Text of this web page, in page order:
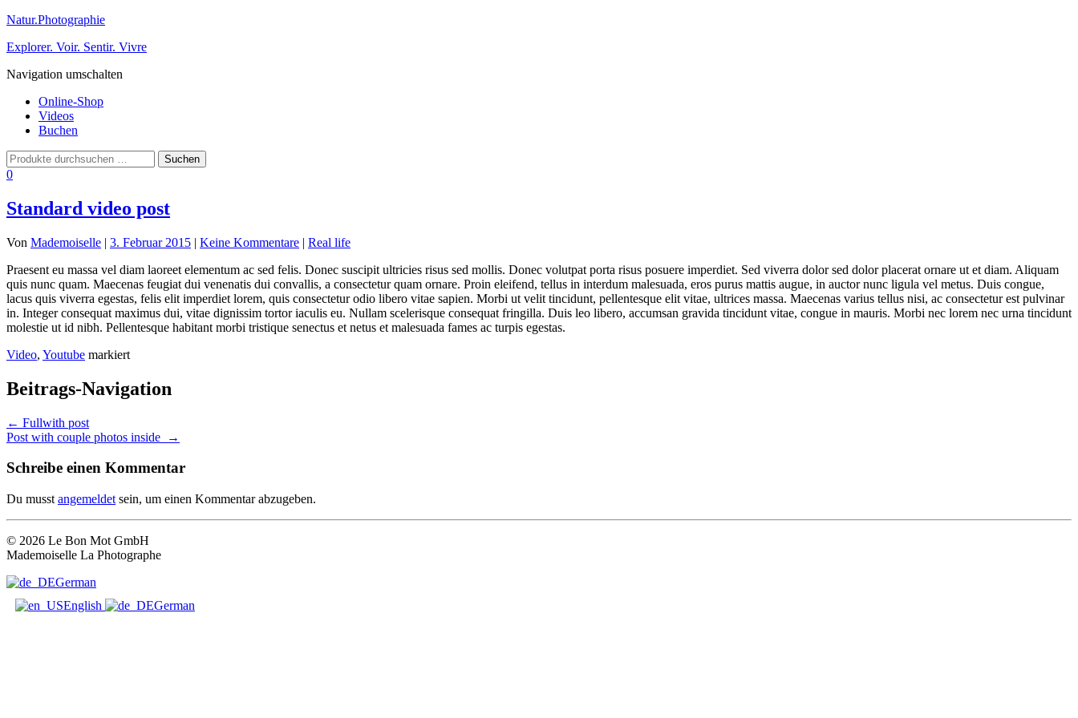
Natur.Photographie
Explorer. Voir. Sentir. Vivre
Navigation umschalten
Online-Shop
Videos
Buchen
0
Standard video post
Von Mademoiselle | 3. Februar 2015 | Keine Kommentare | Real life
Praesent eu massa vel diam laoreet elementum ac sed felis. Donec suscipit ultricies risus sed mollis. Donec volutpat porta risus posuere imperdiet. Sed viverra dolor sed dolor placerat ornare ut et diam. Aliquam
quis nunc quam. Maecenas feugiat dui venenatis dui convallis, a consectetur quam ornare. Proin eleifend, tellus in interdum malesuada, eros purus mattis augue, in auctor nunc ligula vel metus. Duis congue,
lacus quis viverra egestas, felis elit imperdiet lorem, quis consectetur odio libero vitae sapien. Morbi ut velit tincidunt, pellentesque elit vitae, ultrices massa. Maecenas varius tellus nisi, ac consectetur est pulvinar
in. Integer consequat maximus dui, vitae dignissim tortor iaculis eu. Nullam scelerisque consequat fringilla. Duis leo libero, accumsan gravida tincidunt vitae, congue in mauris. Morbi nec lorem nec urna tincidunt
molestie ut id nibh. Pellentesque habitant morbi tristique senectus et netus et malesuada fames ac turpis egestas.
Video, Youtube markiert
Beitrags-Navigation
← Fullwith post
Post with couple photos inside
→
Schreibe einen Kommentar
Du musst angemeldet sein, um einen Kommentar abzugeben.
© 2026 Le Bon Mot GmbH
Mademoiselle La Photographe
German
English
German